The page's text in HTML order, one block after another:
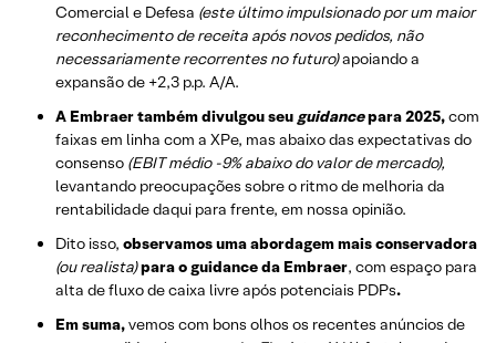
Comercial e Defesa (este último impulsionado por um maior
reconhecimento de receita após novos pedidos, não
necessariamente recorrentes no futuro)apoiando a
expansão de +2,3 p.p. A/A.
A Embraer também divulgou seu guidancepara 2025,com
faixas em linha com a XPe, mas abaixo das expectativas do
consenso (EBIT médio -9% abaixo do valor de mercado),
levantando preocupações sobre o ritmo de melhoria da
rentabilidade daqui para frente, em nossa opinião.
Dito isso, observamos uma abordagem mais conservadora
(ou realista)para o guidance da Embraer, com espaço para
alta de fluxo de caixa livre após potenciais PDPs.
Em suma,vemos com bons olhos os recentes anúncios de